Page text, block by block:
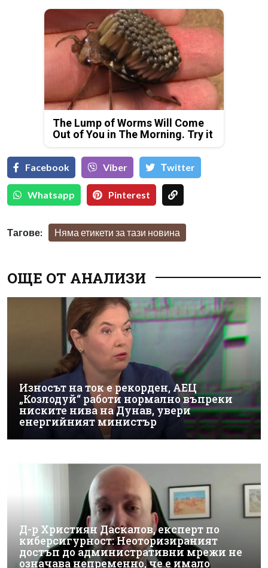
The Lump of Worms Will Come
Out of You in The Morning. Try it
Facebook Viber Тwitter
Whatsapp Pinterest
Тагове: Няма етикети за тази новина
ОЩЕ ОТ АНАЛИЗИ
Износът на ток е рекорден, АЕЦ
„Козлодуй“ работи нормално въпреки
ниските нива на Дунав, увери
енергийният министър
Д-р Християн Даскалов, експерт по
киберсигурност: Неоторизираният
достъп до административни мрежи не
означава непременно, че е имало